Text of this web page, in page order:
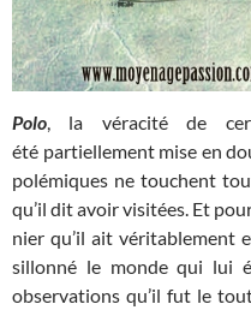
Polo, la véracité de
été partiellement mise en
polémiques ne touchent
qu’il dit avoir visitées. Et
nier qu’il ait véritablement
sillonné le monde qui lui
observations qu’il fut le